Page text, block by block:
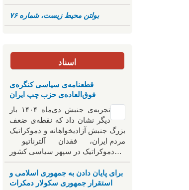
بولتن محیط زیست، شماره ۷۶
اسناد
قطعنامه‌ی سیاسی کنگره‌ی
فوق‌العاده‌ی حزب چپ ایران
تجربه‌ی جنبش دی‌ماه ۱۴۰۴ بار
دیگر نشان داد که نقطه‌ی ضعف
بزرگ جنبش آزادیخواهانه و دموکراتیک
مردم ایران، فقدان آلترناتیو
دموکراتیک در سپهر سیاسی کشور…
برای پایان دادن به جمهوری اسلامی و
استقرار جمهوری سکولار دمکرات